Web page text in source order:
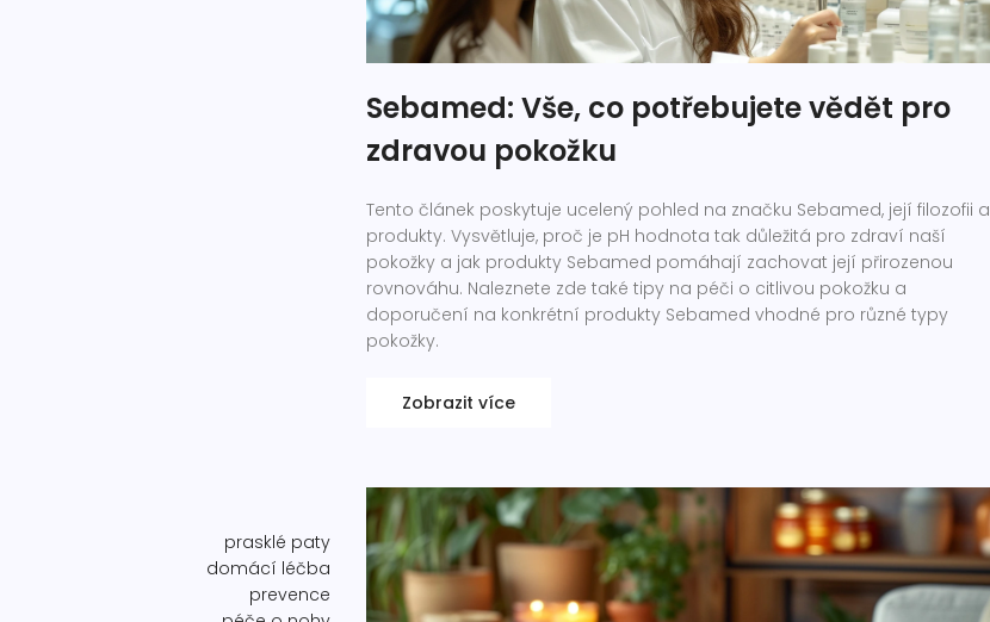
Sebamed: Vše, co potřebujete vědět pro
zdravou pokožku
Tento článek poskytuje ucelený pohled na značku Sebamed, její filozofii a
produkty. Vysvětluje, proč je pH hodnota tak důležitá pro zdraví naší
pokožky a jak produkty Sebamed pomáhají zachovat její přirozenou
rovnováhu. Naleznete zde také tipy na péči o citlivou pokožku a
doporučení na konkrétní produkty Sebamed vhodné pro různé typy
pokožky.
Zobrazit více
prasklé paty
domácí léčba
prevence